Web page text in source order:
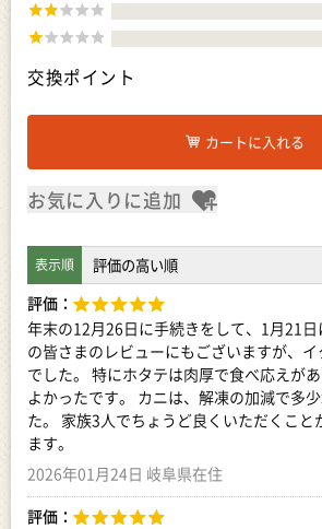
交換ポイント
お気に入りに追加
カートに入れる
評価：
年末の12月26日に手続きをして、1月21
の皆さまのレビューにもございますが、
でした。 特にホタテは肉厚で食べ応えが
よかったです。 カニは、解凍の加減で多
た。 家族3人でちょうど良くいただくこと
ます。
2026年01月24日 岐阜県在住
評価：